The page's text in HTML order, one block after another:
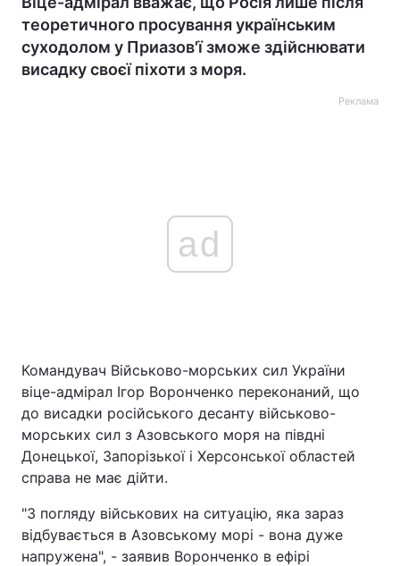
теоретичного просування українським
суходолом у Приазов'ї зможе здійснювати
висадку своєї піхоти з моря.
Реклама
ad
Командувач Військово-морських сил України
віце-адмірал Ігор Воронченко переконаний, що
до висадки російського десанту військово-
морських сил з Азовського моря на півдні
Донецької, Запорізької і Херсонської областей
справа не має дійти.
"З погляду військових на ситуацію, яка зараз
відбувається в Азовському морі - вона дуже
напружена", - заявив Воронченко в ефірі